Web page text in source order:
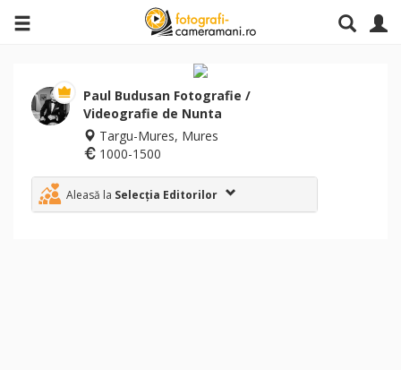
Paul Budusan Fotografie /
Videografie de Nunta
Targu-Mures, Mures
1000-1500
Aleasă la Selecția Editorilor